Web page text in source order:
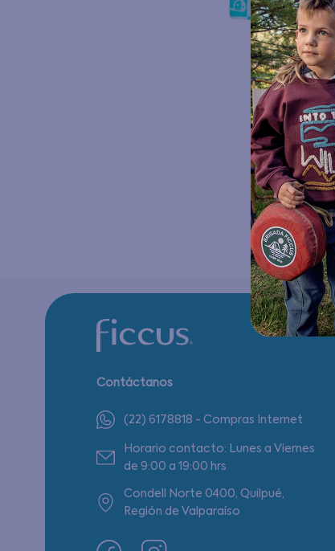
Contáctanos
(22) 6178818 - Compras Internet
Horario contacto: Lunes a Viernes
de 9:00 a 19:00 hrs
Condell Norte 0400, Quilpué,
Región de Valparaíso